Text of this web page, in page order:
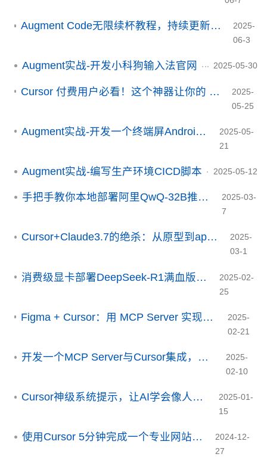
Augment Code无限续杯教程，持续更新，欢迎收藏[2025.10.29更新]
2025-
06-3
Augment实战-开发小科狗输入法官网 2025-05-30
Cursor 付费用户必看！这个神器让你的 500 次变 2500 次，月费瞬间回本
2025-
05-25
Augment实战-开发一个终端屏Android H5容器
2025-05-
21
Augment实战-编写生产环境CICD脚本 2025-05-12
手把手教你本地部署阿里QwQ-32B推理模型
2025-03-
7
Cursor+Claude3.7的绝杀：从原型到app，两步完成app开发
2025-
03-1
消费级显卡部署DeepSeek-R1满血版部署教程
2025-02-
25
Figma + Cursor：用 MCP Server 实现设计到代码的无缝转换
2025-
02-21
开发一个MCP Server与Cursor集成，给Cursor插上翅膀！
2025-
02-10
Cursor神级系统提示，让AI学会像人一样思路
2025-01-
15
使用Cursor 5分钟完成一个专业网站首页
2024-12-
27